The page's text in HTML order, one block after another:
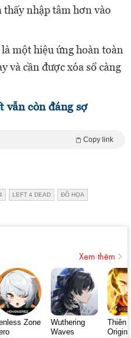
thấy nhập tâm hơn vào
một hiệu ứng hoàn toàn
và cần được xóa sổ càng
vẫn còn đáng sợ
Copy link
LEFT 4 DEAD ĐỒ HỌA
Xem thêm
Zone
Wuthering
Waves
Thiên
Origin